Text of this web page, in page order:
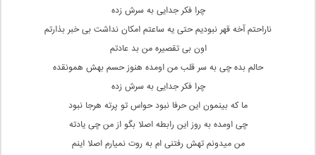
چرا فکر جدایی به سرش زده
ناراحتم آخه قهر نبودیم حتی یه ساعتم امکان نداشت بی خبر بذارتم
اون بی تقصیره من بد عادتم
حالم بده چی به سر قلب من اومده هنوز حسم بهش همونقده
چرا فکر جدایی به سرش زده
ما که بینمون این حرفا نبود حواس تو پرته هرجا نبود
چی اومده به روز این رابطه اصلا بگو از من چی یادته
من میدونم تهش رفتنی ام به روت نمیارم اصلا اینم